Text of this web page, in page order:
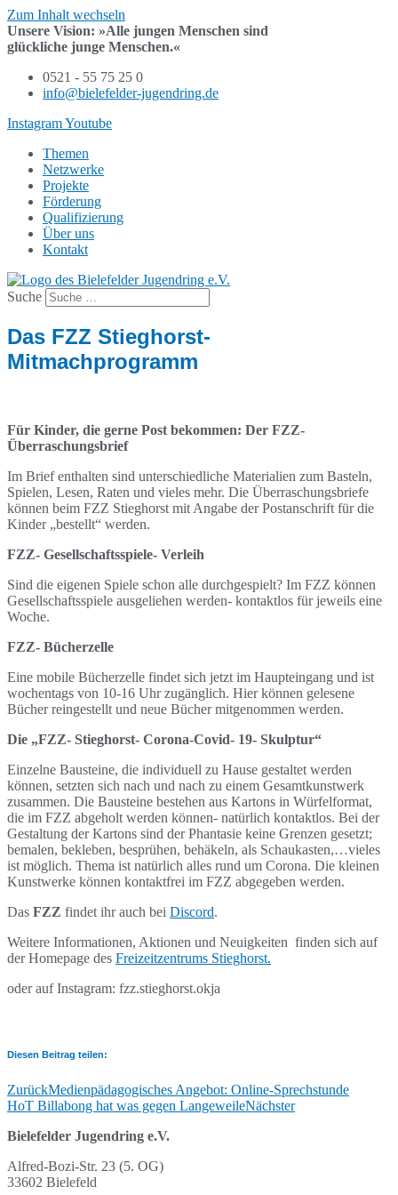
Zum Inhalt wechseln
Unsere Vision: »Alle jungen Menschen sind
glückliche junge Menschen.«
0521 - 55 75 25 0
info@bielefelder-jugendring.de
InstagramYoutube
Themen
Netzwerke
Projekte
Förderung
Qualifizierung
Über uns
Kontakt
Suche
Das FZZ Stieghorst-
Mitmachprogramm
Für Kinder, die gerne Post bekommen: Der FZZ-
Überraschungsbrief
Im Brief enthalten sind unterschiedliche Materialien zum Basteln,
Spielen, Lesen, Raten und vieles mehr. Die Überraschungsbriefe
können beim FZZ Stieghorst mit Angabe der Postanschrift für die
Kinder „bestellt“ werden.
FZZ- Gesellschaftsspiele- Verleih
Sind die eigenen Spiele schon alle durchgespielt? Im FZZ können
Gesellschaftsspiele ausgeliehen werden- kontaktlos für jeweils eine
Woche.
FZZ- Bücherzelle
Eine mobile Bücherzelle findet sich jetzt im Haupteingang und ist
wochentags von 10-16 Uhr zugänglich. Hier können gelesene
Bücher reingestellt und neue Bücher mitgenommen werden.
Die „FZZ- Stieghorst- Corona-Covid- 19- Skulptur“
Einzelne Bausteine, die individuell zu Hause gestaltet werden
können, setzten sich nach und nach zu einem Gesamtkunstwerk
zusammen. Die Bausteine bestehen aus Kartons in Würfelformat,
die im FZZ abgeholt werden können- natürlich kontaktlos. Bei der
Gestaltung der Kartons sind der Phantasie keine Grenzen gesetzt;
bemalen, bekleben, besprühen, behäkeln, als Schaukasten,…vieles
ist möglich. Thema ist natürlich alles rund um Corona. Die kleinen
Kunstwerke können kontaktfrei im FZZ abgegeben werden.
Das FZZ findet ihr auch bei Discord.
Weitere Informationen, Aktionen und Neuigkeiten finden sich auf
der Homepage des Freizeitzentrums Stieghorst.
oder auf Instagram: fzz.stieghorst.okja
Diesen Beitrag teilen:
ZurückMedienpädagogisches Angebot: Online-Sprechstunde
HoT Billabong hat was gegen LangeweileNächster
Bielefelder Jugendring e.V.
Alfred-Bozi-Str. 23 (5. OG)
33602 Bielefeld